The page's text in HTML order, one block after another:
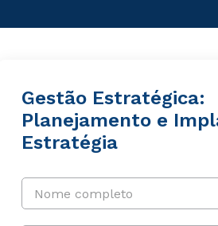
Gestão Estratégica:
Planejamento e
Estratégia
Nome completo